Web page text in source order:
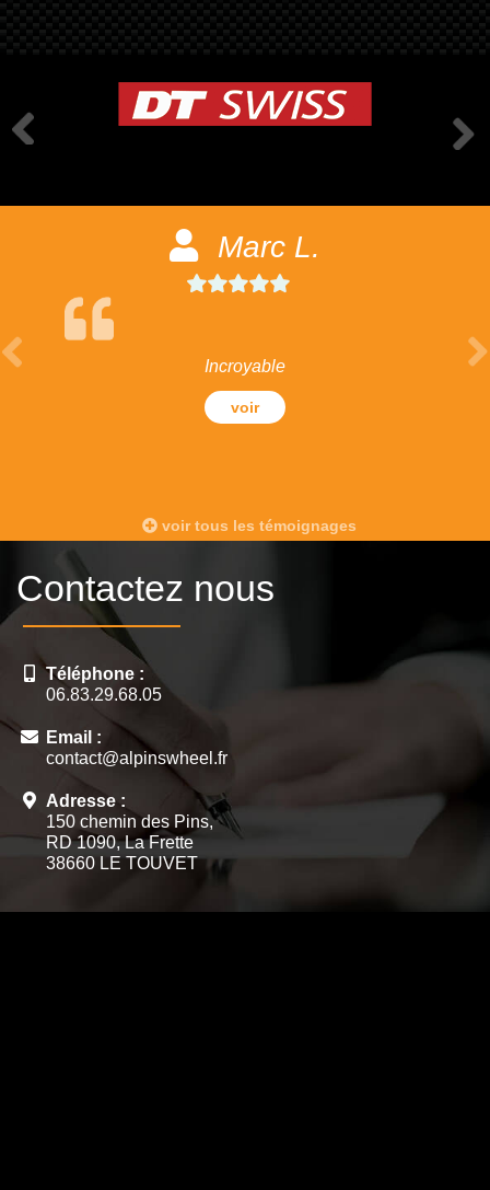
Marc L.
Incroyable
voir
voir tous les témoignages
Contactez nous
Téléphone :
06.83.29.68.05
Email :
contact@alpinswheel.fr
Adresse :
150 chemin des Pins,
RD 1090, La Frette
38660 LE TOUVET